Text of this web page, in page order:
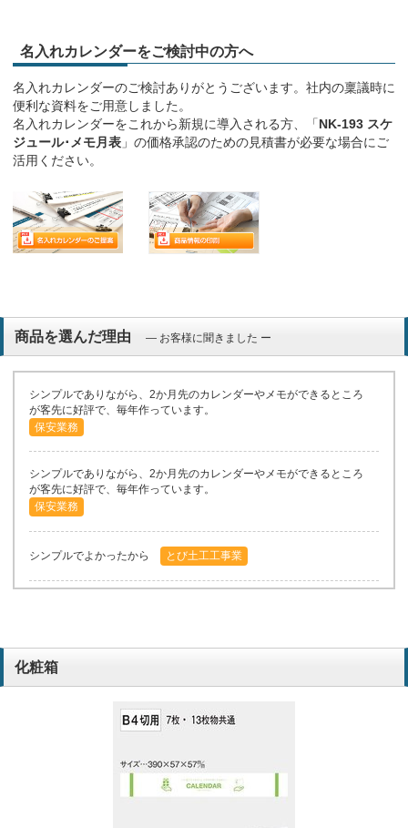
名入れカレンダーをご検討中の方へ
名入れカレンダーのご検討ありがとうございます。社内の稟議時に
便利な資料をご用意しました。
名入れカレンダーをこれから新規に導入される方、「NK-193 スケ
ジュール･メモ月表 」の価格承認のための見積書が必要な場合にご
活用ください。
商品を選んだ理由 ― お客様に聞きました ー
シンプルでありながら、2か月先のカレンダーやメモができるところ
が客先に好評で、毎年作っています。
保安業務
シンプルでありながら、2か月先のカレンダーやメモができるところ
が客先に好評で、毎年作っています。
保安業務
シンプルでよかったから とび土工工事業
福祉用具レンタル販売
電気工事
化粧箱